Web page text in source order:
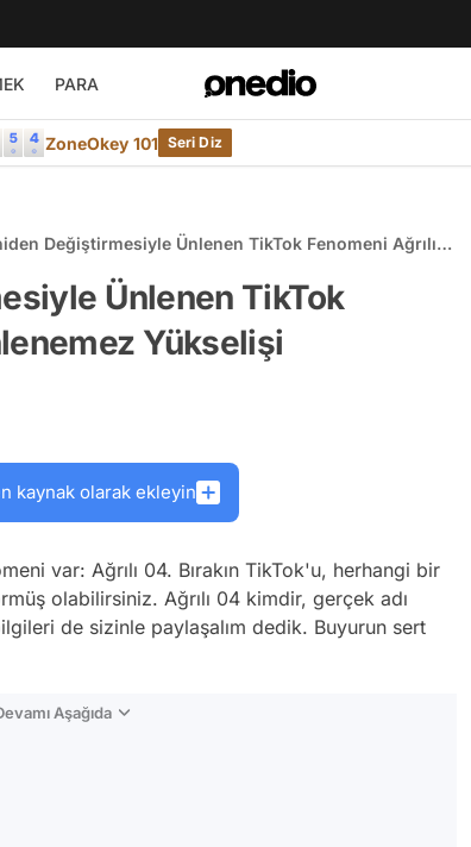
PARA
ZoneOkey 101 Seri Diz
Değiştirmesiyle Ünlenen TikTok Fenomeni Ağrılı
Ünlenen TikTok
Yükselişi
kaynak olarak ekleyin
var: Ağrılı 04. Bırakın TikTok'u, herhangi bir
olabilirsiniz. Ağrılı 04 kimdir, gerçek adı
de sizinle paylaşalım dedik. Buyurun sert
Aşağıda